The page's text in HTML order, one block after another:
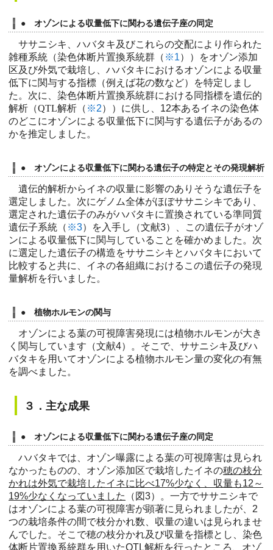
● オゾンによる収量低下に関わる遺伝子座の同定
ササニシキ、ハバタキ及びこれらの交配により作られた
雑種系統（染色体断片置換系統群（ ※1））をオゾン添加
区及び外気で栽培し、ハバタキにおけるオゾンによる収量
低下に関与する指標（例えば花の数など）を特定しまし
た。次に、染色体断片置換系統群における同指標を遺伝的
解析（QTL解析（ ※2））に供し、12本あるイネの染色体
のどこにオゾンによる収量低下に関与する遺伝子があるの
かを推定しました。
● オゾンによる収量低下に関わる遺伝子の特定とその発現解析
遺伝的解析からイネの収量に影響のありそうな遺伝子を
選定しました。次にゲノム全体がほぼササニシキであり、
選定された遺伝子のみがハバタキに置換されている準同質
遺伝子系統（ ※3）を入手し（文献3）、この遺伝子がオゾ
ンによる収量低下に関与していることを確かめました。次
に選定した遺伝子の構造をササニシキとハバタキにおいて
比較すると共に、イネの各組織におけるこの遺伝子の発現
量解析を行いました。
● 植物ホルモンの関与
オゾンによる葉の可視障害発現には植物ホルモンが大き
く関与しています（文献4）。そこで、ササニシキ及びハ
バタキを用いてオゾンによる植物ホルモン量の変化の有無
を調べました。
３．主な成果
● オゾンによる収量低下に関わる遺伝子座の同定
ハバタキでは、オゾン曝露による葉の可視障害は見られ
なかったものの、オゾン添加区で栽培したイネの穂の枝分
かれは外気で栽培したイネに比べ17%少なく、収量も12～
19%少なくなっていました
（図3）。一方でササニシキで
はオゾンによる葉の可視障害が顕著に見られましたが、2
つの栽培条件の間で枝分かれ数、収量の違いは見られませ
んでした。そこで穂の枝分かれ及び収量を指標とし、染色
体断片置換系統群を用いたQTL解析を行ったところ、オゾ